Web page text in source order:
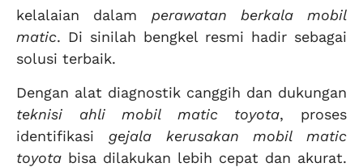
kelalaian dalam perawatan berkala mobil
matic. Di sinilah bengkel resmi hadir sebagai
solusi terbaik.
Dengan alat diagnostik canggih dan dukungan
teknisi ahli mobil matic toyota, proses
identifikasi gejala kerusakan mobil matic
toyota bisa dilakukan lebih cepat dan akurat.